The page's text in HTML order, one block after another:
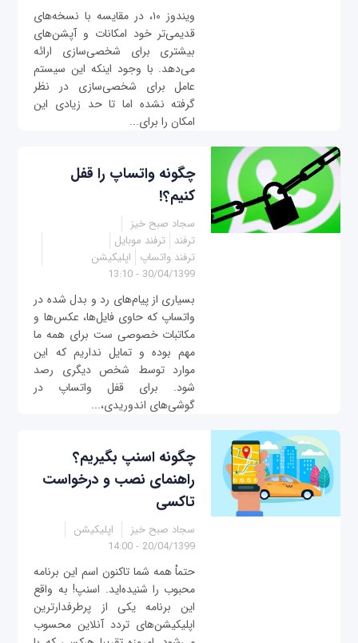
ویندوز ۱۰، در مقایسه با نسخه‌های
قدیمی‌تر خود امکانات و آپشن‌های
بیشتری برای شخصی‌سازی ارائه
می‌دهد. با وجود اینکه این سیستم
عامل برای شخصی‌سازی در نظر
گرفته نشده اما تا حد زیادی این
امکان را برای...
چگونه واتساپ را قفل
کنیم؟!
سجاد صبح خیز
ترفند ترفند موبایل
ترفند واتساپ
اپلیکیشن
30/04/1399 - 13:10
بسیاری از پیام‌‌های رد و بدل شده در
واتساپ که حاوی فایل‌ها، عکس‌ها و
مکاتبات خصوصی ست برای همه ما
مهم بوده و تمایل نداریم که این
موارد توسط شخص دیگری رصد
شود. برای قفل واتساپ در
گوشی‌های اندوریدی،...
چگونه اسنپ بگیریم؟
راهنمای نصب و درخواست
تاکسی
سجاد صبح خیز
اپلیکیشن
20/04/1399 - 14:00
حتماْ همه شما تاکنون اسم این برنامه
محبوب را شنیده‌اید. اسنپ! به واقع
این برنامه یکی از پرطرفدارترین
اپلیکیشن‌های تردد آنلاین محسوب